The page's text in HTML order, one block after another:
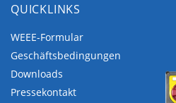
QUICKLINKS
WEEE-Formular
Geschäftsbedingungen
Downloads
Pressekontakt